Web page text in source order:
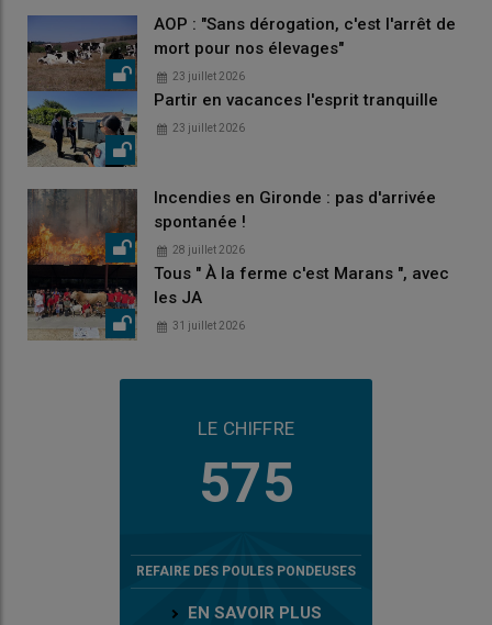
AOP : "Sans dérogation, c'est l'arrêt de
mort pour nos élevages"
23 juillet 2026
Partir en vacances l'esprit tranquille
23 juillet 2026
Incendies en Gironde : pas d'arrivée
spontanée !
28 juillet 2026
Tous " À la ferme c'est Marans ", avec
les JA
31 juillet 2026
LE CHIFFRE
575
REFAIRE DES POULES PONDEUSES
EN SAVOIR PLUS